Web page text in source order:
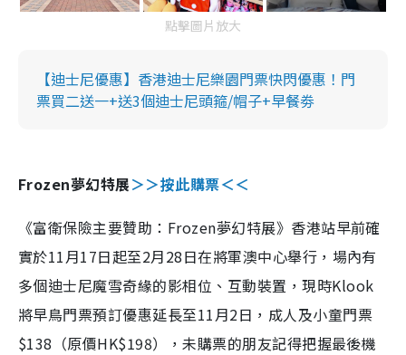
點擊圖片放大
【迪士尼優惠】香港迪士尼樂園門票快閃優惠！門
票買二送一+送3個迪士尼頭箍/帽子+早餐劵
Frozen夢幻特展＞＞按此購票＜＜
《富衛保險主要贊助：Frozen夢幻特展》香港站早前確
實於11月17日起至2月28日在將軍澳中心舉行，場內有
多個迪士尼魔雪奇緣的影相位、互動裝置，現時Klook
將早鳥門票預訂優惠延長至11月2日，成人及小童門票
$138（原價HK$198），未購票的朋友記得把握最後機